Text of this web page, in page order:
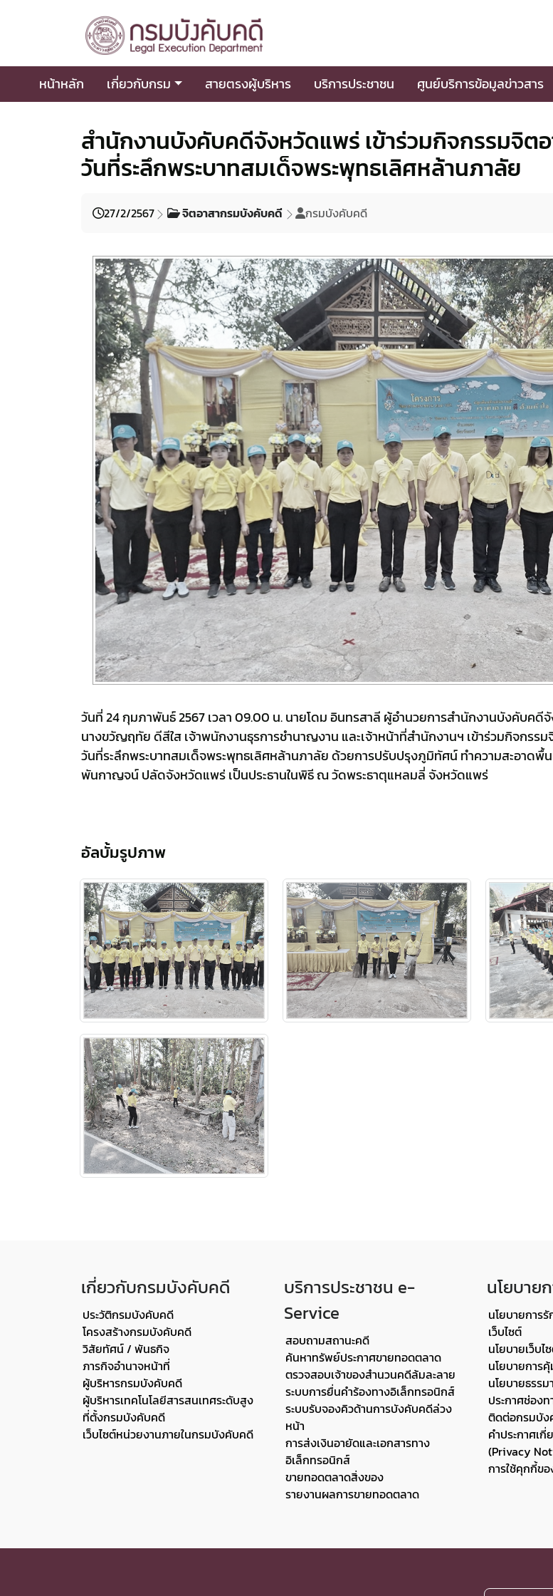
หน้าหลัก เกี่ยวกับกรม สายตรงผู้บริหาร บริการประชาชน ศูนย์บริการข้อมูลข่าวสาร
สำนักงานบังคับคดีจังหวัดแพร่ เข้าร่วมกิจกรรมจิตอ
วันที่ระลึกพระบาทสมเด็จพระพุทธเลิศหล้านภาลัย
27/2/2567 จิตอาสากรมบังคับคดี กรมบังคับคดี
วันที่ 24 กุมภาพันธ์ 2567 เวลา 09.00 น. นายโดม อินทรสาลี ผู้อำนวยการสำนักงานบังคับคดี
นางขวัญฤทัย ดีสีใส เจ้าพนักงานธุรการชำนาญงาน และเจ้าหน้าที่สำนักงานฯ เข้าร่วมกิจกรร
วันที่ระลึกพระบาทสมเด็จพระพุทธเลิศหล้านภาลัย ด้วยการปรับปรุงภูมิทัศน์ ทำความสะอาดพื้
พันกาญจน์ ปลัดจังหวัดแพร่ เป็นประธานในพิธี ณ วัดพระธาตุแหลมลี่ จังหวัดแพร่
อัลบั้มรูปภาพ
เกี่ยวกับกรมบังคับคดี
ประวัติกรมบังคับคดี
โครงสร้างกรมบังคับคดี
วิสัยทัศน์ / พันธกิจ
ภารกิจอำนาจหน้าที่
ผู้บริหารกรมบังคับคดี
ผู้บริหารเทคโนโลยีสารสนเทศระดับสูง
ที่ตั้งกรมบังคับคดี
เว็บไซต์หน่วยงานภายในกรมบังคับคดี
บริการประชาชน e-
Service
สอบถามสถานะคดี
ค้นหาทรัพย์ประกาศขายทอดตลาด
ตรวจสอบเจ้าของสำนวนคดีล้มละลาย
ระบบการยื่นคำร้องทางอิเล็กทรอนิกส์
ระบบรับจองคิวด้านการบังคับคดีล่วง
หน้า
การส่งเงินอายัดและเอกสารทาง
อิเล็กทรอนิกส์
ขายทอดตลาดสิ่งของ
รายงานผลการขายทอดตลาด
นโยบาย
นโยบายการ
เว็บไซต์
นโยบายเว็บไ
นโยบายการ
นโยบายธรร
ประกาศช่อง
ติดต่อกรมบั
คำประกาศเ
(Privacy
การใช้คุกกี้ข